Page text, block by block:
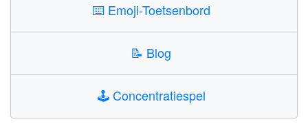
⌨️ Emoji-Toetsenbord
📝 Blog
🕹️Concentratiespel